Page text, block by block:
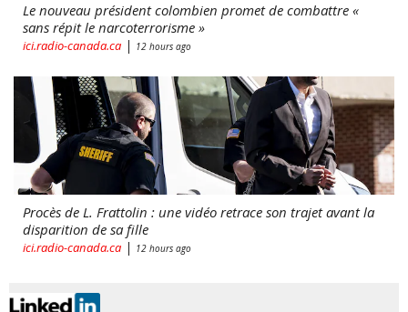
Le nouveau président colombien promet de combattre «
sans répit le narcoterrorisme »
ici.radio-canada.ca | 12 hours ago
Procès de L. Frattolin : une vidéo retrace son trajet avant la
disparition de sa fille
ici.radio-canada.ca | 12 hours ago